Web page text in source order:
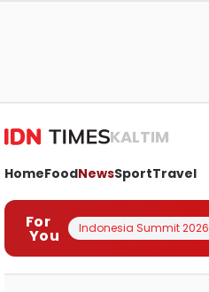
KALTIM
HomeFoodNewsSportTravel
For
You Indonesia Summit 2026